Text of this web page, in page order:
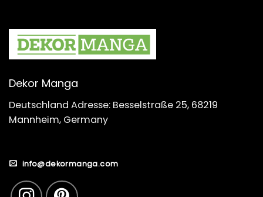
Dekor Manga
Deutschland Adresse: Besselstraße 25, 68219
Mannheim, Germany
info@dekormanga.com